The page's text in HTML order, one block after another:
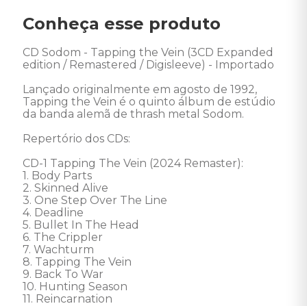
Conheça esse produto
CD Sodom - Tapping the Vein (3CD Expanded
edition / Remastered / Digisleeve) - Importado
Lançado originalmente em agosto de 1992,
Tapping the Vein é o quinto álbum de estúdio
da banda alemã de thrash metal Sodom.
Repertório dos CDs:
CD-1 Tapping The Vein (2024 Remaster):
1. Body Parts
2. Skinned Alive
3. One Step Over The Line
4. Deadline
5. Bullet In The Head
6. The Crippler
7. Wachturm
8. Tapping The Vein
9. Back To War
10. Hunting Season
11. Reincarnation